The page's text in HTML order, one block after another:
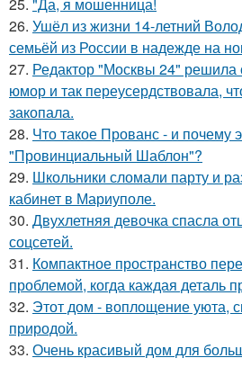
26. Ушёл из жизни 14-летний
семьёй из России в надежде на
27. Редактор "Москвы 24" решила
юмор и так переусердствовала,
закопала.
28. Что такое Прованс - и почему
"Провинциальный Шаблон"?
29. Школьники сломали парту и
кабинет в Мариуполе.
30. Двухлетняя девочка спасла
соцсетей.
31. Компактное пространство
проблемой, когда каждая деталь
32. Этот дом - воплощение уюта,
природой.
33. Очень красивый дом для